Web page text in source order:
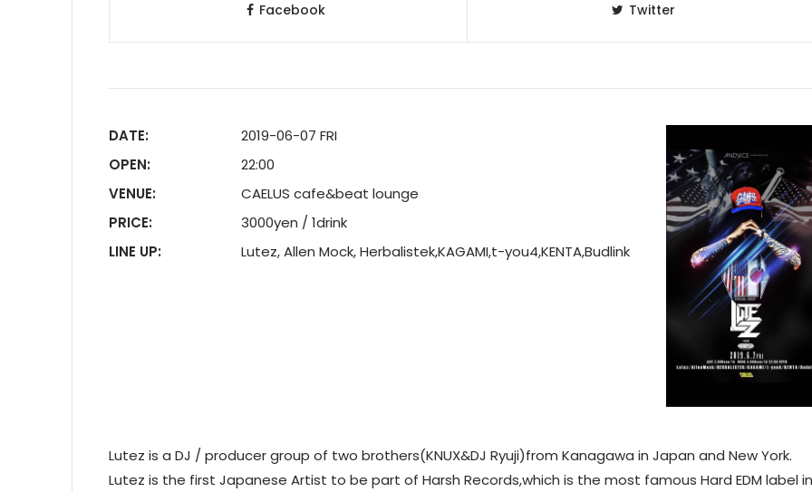
Facebook Twitter
DATE:
2019-06-07 FRI
OPEN:
22:00
VENUE:
CAELUS cafe&beat lounge
PRICE:
3000yen / 1drink
LINE UP:
Lutez, Allen Mock, Herbalistek,KAGAMI,t-you4,KENTA,Budlink
Lutez is a DJ / producer group of two brothers(KNUX&DJ Ryuji)from Kanagawa in Japan and New York.
Lutez is the first Japanese Artist to be part of Harsh Records,which is the most famous Hard EDM label in